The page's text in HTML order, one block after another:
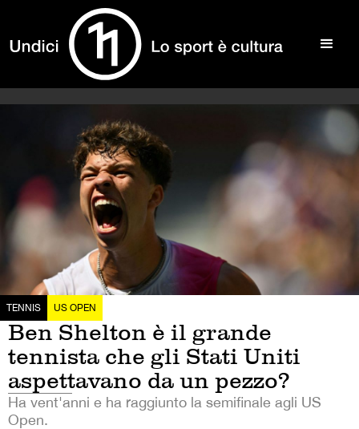
TENNIS US OPEN
Ben Shelton è il grande
tennista che gli Stati Uniti
aspettavano da un pezzo?
Ha vent'anni e ha raggiunto la semifinale agli US
Open.